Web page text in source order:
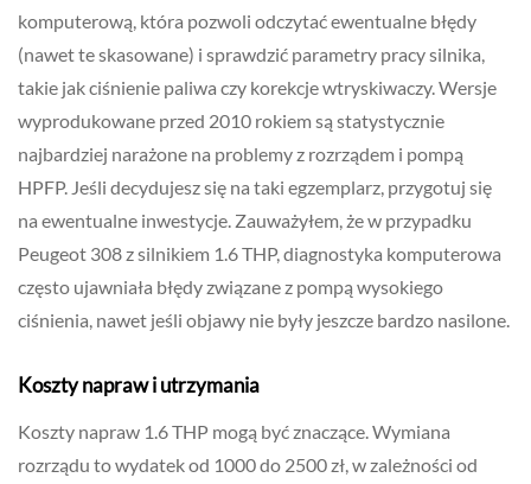
komputerową, która pozwoli odczytać ewentualne błędy
(nawet te skasowane) i sprawdzić parametry pracy silnika,
takie jak ciśnienie paliwa czy korekcje wtryskiwaczy. Wersje
wyprodukowane przed 2010 rokiem są statystycznie
najbardziej narażone na problemy z rozrządem i pompą
HPFP. Jeśli decydujesz się na taki egzemplarz, przygotuj się
na ewentualne inwestycje. Zauważyłem, że w przypadku
Peugeot 308 z silnikiem 1.6 THP, diagnostyka komputerowa
często ujawniała błędy związane z pompą wysokiego
ciśnienia, nawet jeśli objawy nie były jeszcze bardzo nasilone.
Koszty napraw i utrzymania
Koszty napraw 1.6 THP mogą być znaczące. Wymiana
rozrządu to wydatek od 1000 do 2500 zł, w zależności od